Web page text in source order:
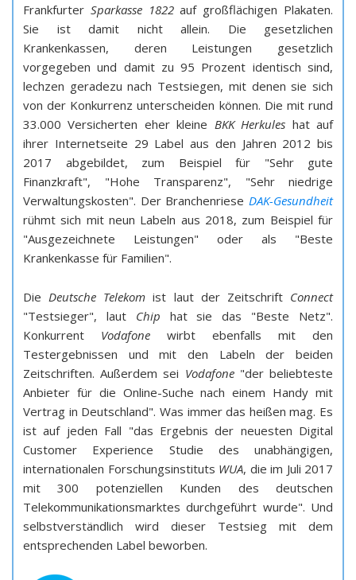
Frankfurter Sparkasse 1822auf großflächigen Plakaten.
Sie ist damit nicht allein. Die gesetzlichen
Krankenkassen, deren Leistungen gesetzlich
vorgegeben und damit zu 95 Prozent identisch sind,
lechzen geradezu nach Testsiegen, mit denen sie sich
von der Konkurrenz unterscheiden können. Die mit rund
33.000 Versicherten eher kleine BKK Herkules hat auf
ihrer Internetseite 29 Label aus den Jahren 2012 bis
2017 abgebildet, zum Beispiel für "Sehr gute
Finanzkraft", "Hohe Transparenz", "Sehr niedrige
Verwaltungskosten". Der Branchenriese DAK-Gesundheit
rühmt sich mit neun Labeln aus 2018, zum Beispiel für
"Ausgezeichnete Leistungen" oder als "Beste
Krankenkasse für Familien".
DieDeutsche Telekom ist laut der Zeitschrift Connect
"Testsieger", laut Chip hat sie das "Beste Netz".
Konkurrent Vodafone wirbt ebenfalls mit den
Testergebnissen und mit den Labeln der beiden
Zeitschriften. Außerdem sei Vodafone"der beliebteste
Anbieter für die Online-Suche nach einem Handy mit
Vertrag in Deutschland". Was immer das heißen mag. Es
ist auf jeden Fall "das Ergebnis der neuesten Digital
Customer Experience Studie des unabhängigen,
internationalen Forschungsinstituts WUA, die im Juli 2017
mit 300 potenziellen Kunden des deutschen
Telekommunikationsmarktes durchgeführt wurde". Und
selbstverständlich wird dieser Testsieg mit dem
entsprechenden Label beworben.